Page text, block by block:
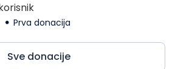
Prva donacija
Sve donacije